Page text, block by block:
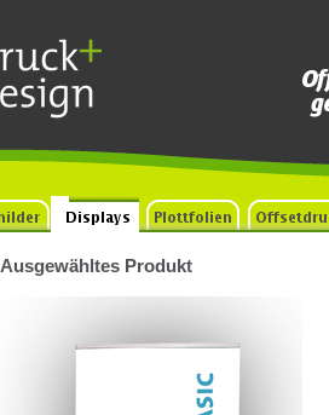
Ausgewähltes Produkt